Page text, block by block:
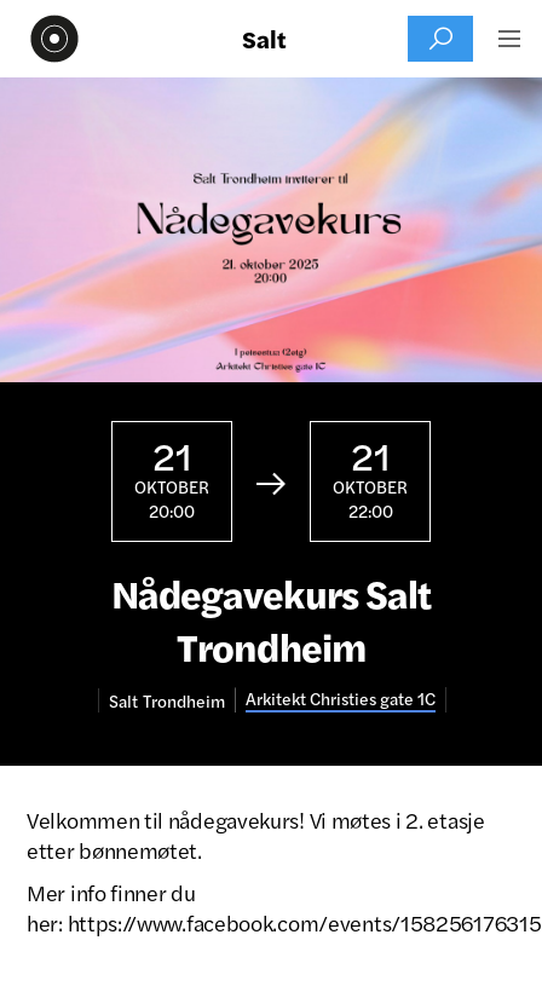
Salt  
21
OKTOBER
20:00

21
OKTOBER
22:00
Nådegavekurs Salt
Trondheim
Salt Trondheim Arkitekt Christies gate 1C
Velkommen til nådegavekurs! Vi møtes i 2. etasje
etter bønnemøtet.
Mer info finner du
her: https://www.facebook.com/events/